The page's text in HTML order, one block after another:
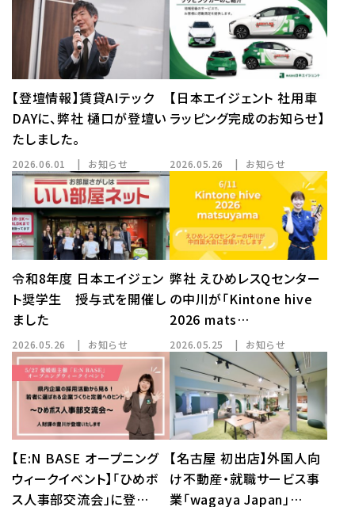
【登壇情報】賃貸AIテック
DAYに、弊社 樋口が登壇い
たしました。
2026.06.01 お知らせ
【日本エイジェント 社用車
ラッピング完成のお知らせ】
2026.05.26 お知らせ
令和8年度 日本エイジェン
ト奨学生 授与式を開催し
ました
2026.05.26 お知らせ
弊社 えひめレスQセンター
の中川が「Kintone hive
2026 mats…
2026.05.25 お知らせ
【E:N BASE オープニング
ウィークイベント】「ひめボ
ス人事部交流会」に登…
【名古屋 初出店】外国人向
け不動産・就職サービス事
業「wagaya Japan」…